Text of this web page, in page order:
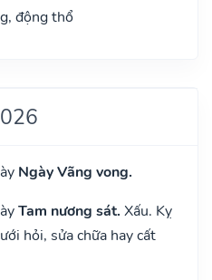
động thổ
Ngày Vãng vong.
Tam nương sát. Xấu. Kỵ
hỏi, sửa chữa hay cất